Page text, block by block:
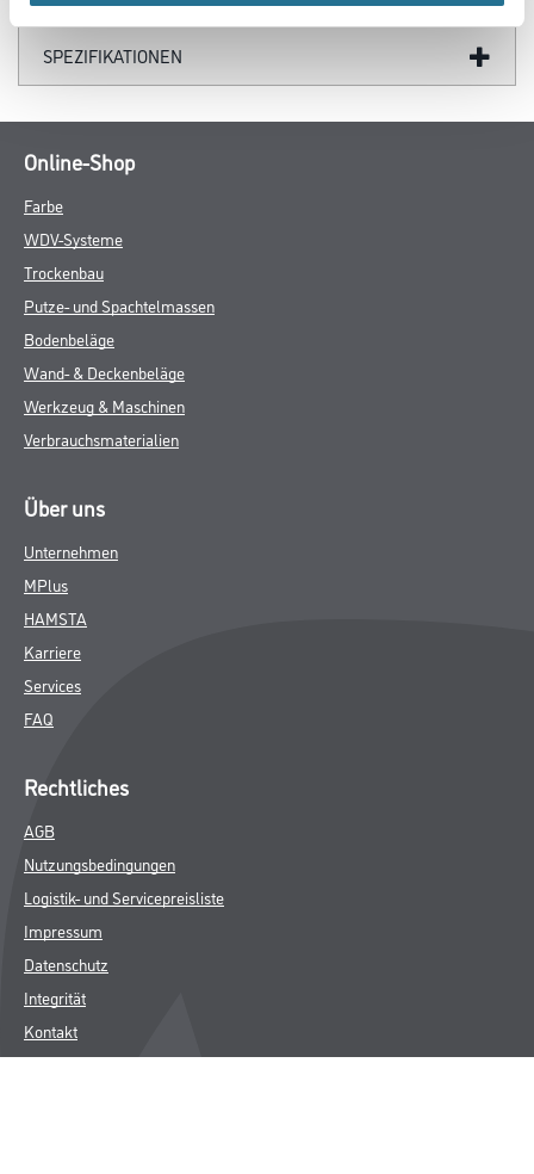
SPEZIFIKATIONEN
Online-Shop
Farbe
WDV-Systeme
Trockenbau
Putze- und Spachtelmassen
Bodenbeläge
Wand- & Deckenbeläge
Werkzeug & Maschinen
Verbrauchsmaterialien
Über uns
Unternehmen
MPlus
HAMSTA
Karriere
Services
FAQ
Rechtliches
AGB
Nutzungsbedingungen
Logistik- und Servicepreisliste
Impressum
Datenschutz
Integrität
Kontakt